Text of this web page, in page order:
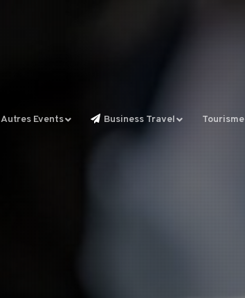
Autres Events Business Travel Tourisme